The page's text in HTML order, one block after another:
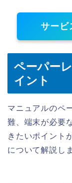
サービ
ペーパー
イント
マニュアルのペ
難、端末が必要
きたいポイント
について解説し